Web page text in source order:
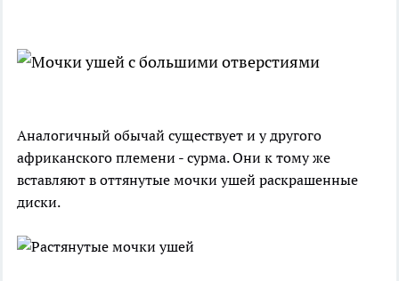
Аналогичный обычай существует и у другого
африканского племени - сурма. Они к тому же
вставляют в оттянутые мочки ушей раскрашенные
диски.